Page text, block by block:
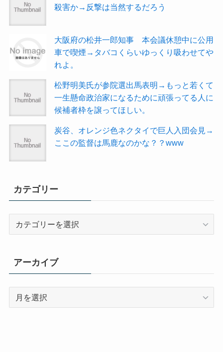
殺害か→反撃は当然するだろう
大阪府の松井一郎知事 本会議休憩中に公用
車で喫煙→タバコくらいゆっくり吸わせてや
れよ。
松野明美氏が参院選出馬表明→もっと若くて
一生懸命政治家になるために頑張ってる人に
候補者枠を譲ってほしい。
炭谷、オレンジ色ネクタイで巨人入団会見→
ここの監督は馬鹿なのかな？？www
カテゴリー
ー
アーカイブ